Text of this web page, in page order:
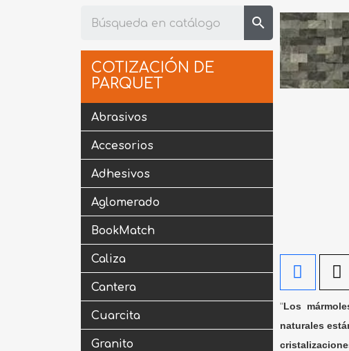
search
COTIZACIÓN DE
PARQUET
Abrasivos
Accesorios
Adhesivos
Aglomerado
BookMatch
Caliza
Cantera
Cuarcita
Granito
"Los
naturales